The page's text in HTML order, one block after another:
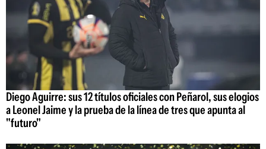
Diego Aguirre: sus 12 títulos oficiales con Peñarol, sus elogios
a Leonel Jaime y la prueba de la línea de tres que apunta al
"futuro"